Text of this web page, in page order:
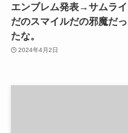
エンブレム発表→サムライ
だのスマイルだの邪魔だっ
たな。
2024年4月2日